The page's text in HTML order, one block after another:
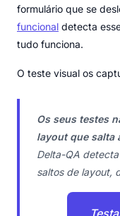
formulário que se
funcional detecta
tudo funciona.
O teste visual os
Os seus testes
layout que salta
Delta-QA detecta
saltos de layout,